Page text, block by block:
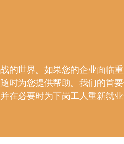
的世界。如果您的企业面临
时为您提供帮助。我们的首
在必要时为下岗工人重新就业